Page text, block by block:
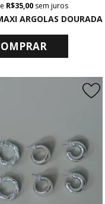
ARGOLAS DOURADA
R$ 35,00sem juros